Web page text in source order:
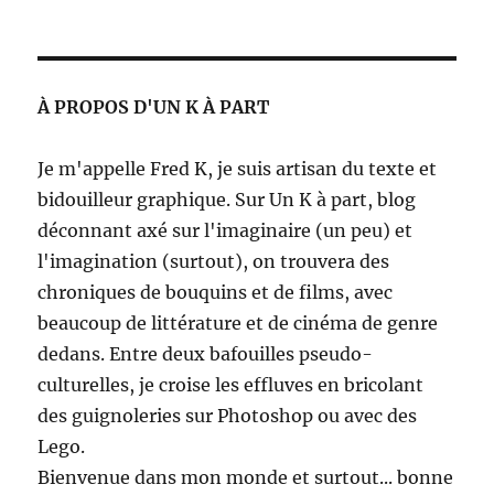
À PROPOS D'UN K À PART
Je m'appelle Fred K, je suis artisan du texte et
bidouilleur graphique. Sur Un K à part, blog
déconnant axé sur l'imaginaire (un peu) et
l'imagination (surtout), on trouvera des
chroniques de bouquins et de films, avec
beaucoup de littérature et de cinéma de genre
dedans. Entre deux bafouilles pseudo-
culturelles, je croise les effluves en bricolant
des guignoleries sur Photoshop ou avec des
Lego.
Bienvenue dans mon monde et surtout... bonne